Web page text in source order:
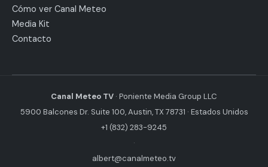
Cómo ver Canal Meteo
Media Kit
Contacto
Canal Meteo TV · Poniente Media Group LLC
5900 Balcones Dr. Suite 100, Austin, TX 78731 · Estados Unidos
+1 (832) 283-9245
·
albert@canalmeteo.tv